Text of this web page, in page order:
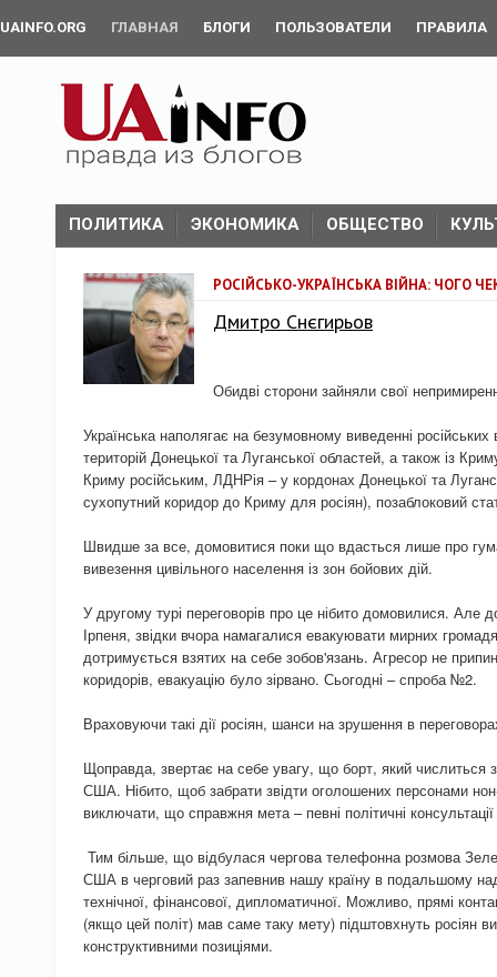
UAINFO.ORG ГЛАВНАЯ БЛОГИ ПОЛЬЗОВАТЕЛИ ПРАВИЛА
ПОЛИТИКА ЭКОНОМИКА ОБЩЕСТВО
РОСІЙСЬКО-УКРАЇНСЬКА ВІЙНА: ЧОГО
Дмитро Снєгирьов
Обидві сторони зайняли свої
Українська наполягає на безумовному виведенні
територій Донецької та Луганської областей, а також із
Криму російським, ЛДНРія – у кордонах Донецької та
сухопутний коридор до Криму для росіян), позаблоковий
Швидше за все, домовитися поки що вдасться лише про
вивезення цивільного населення із зон бойових дій.
У другому турі переговорів про це нібито домовилися. Але
Ірпеня, звідки вчора намагалися евакуювати мирних
дотримується взятих на себе зобов'язань. Агресор не
коридорів, евакуацію було зірвано. Сьогодні – спроба №2.
Враховуючи такі дії росіян, шанси на зрушення в
Щоправда, звертає на себе увагу, що борт, який числиться
США. Нібито, щоб забрати звідти оголошених персонами
виключати, що справжня мета – певні політичні
Тим більше, що відбулася чергова телефонна розмова
США в черговий раз запевнив нашу країну в подальшому
технічної, фінансової, дипломатичної. Можливо, прямі
(якщо цей політ) мав саме таку мету) підштовхнуть росіян
конструктивними позиціями.